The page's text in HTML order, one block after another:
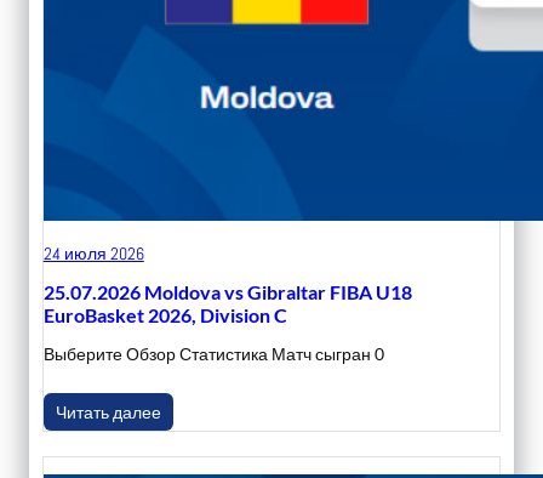
24 июля 2026
25.07.2026 Moldova vs Gibraltar FIBA U18
EuroBasket 2026, Division C
Выберите Обзор Статистика Матч сыгран 0
Читать далее